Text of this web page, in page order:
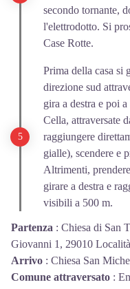
secondo tornante,
l'elettrodotto. Si
Case Rotte.
Prima della casa si
direzione sud
gira a destra e poi
Cella, attraversate
raggiungere
gialle), scendere e
Altrimenti,
girare a destra e
visibili a 500 m.
Partenza : Chiesa di San
Giovanni 1, 29010
Arrivo : Chiesa San
Comune attraversato :